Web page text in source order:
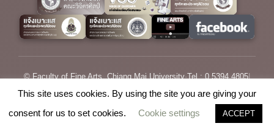
© Faculty of Fine Arts, Chiang Mai University·Tel : 0 5394 4805|
Email : saraban_fofa@cmu.ac.th
This site uses cookies. By using the site you are giving your
consent for us to set cookies.
Cookie settings ACCEPT